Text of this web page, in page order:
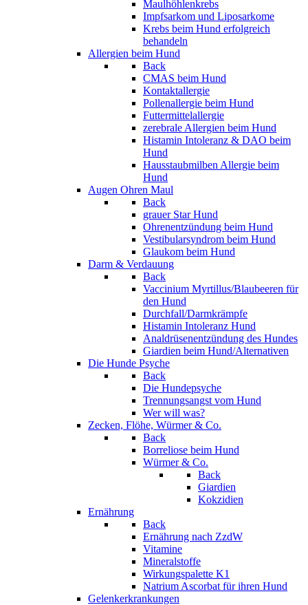
Maulhöhlenkrebs
Impfsarkom und Liposarkome
Krebs beim Hund erfolgreich
behandeln
Allergien beim Hund
Back
CMAS beim Hund
Kontaktallergie
Pollenallergie beim Hund
Futtermittelallergie
zerebrale Allergien beim Hund
Histamin Intoleranz & DAO beim
Hund
Hausstaubmilben Allergie beim
Hund
Augen Ohren Maul
Back
grauer Star Hund
Ohrenentzündung beim Hund
Vestibularsyndrom beim Hund
Glaukom beim Hund
Darm & Verdauung
Back
Vaccinium Myrtillus/Blaubeeren für
den Hund
Durchfall/Darmkrämpfe
Histamin Intoleranz Hund
Analdrüsenentzündung des Hundes
Giardien beim Hund/Alternativen
Die Hunde Psyche
Back
Die Hundepsyche
Trennungsangst vom Hund
Wer will was?
Zecken, Flöhe, Würmer & Co.
Back
Borreliose beim Hund
Würmer & Co.
Back
Giardien
Kokzidien
Ernährung
Back
Ernährung nach ZzdW
Vitamine
Mineralstoffe
Wirkungspalette K1
Natrium Ascorbat für ihren Hund
Gelenkerkrankungen